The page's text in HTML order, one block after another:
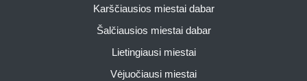
Karščiausios miestai dabar
Šalčiausios miestai dabar
Lietingiausi miestai
Vėjuočiausi miestai